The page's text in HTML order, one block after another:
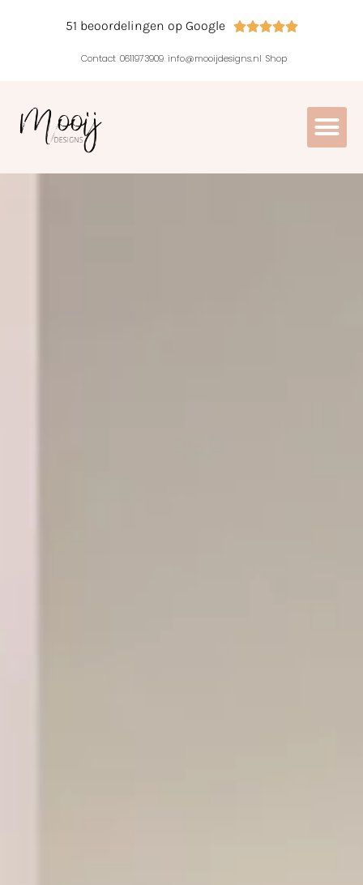
51 beoordelingen op Google 
Contact 0611973909 info@mooijdesigns.nl Shop